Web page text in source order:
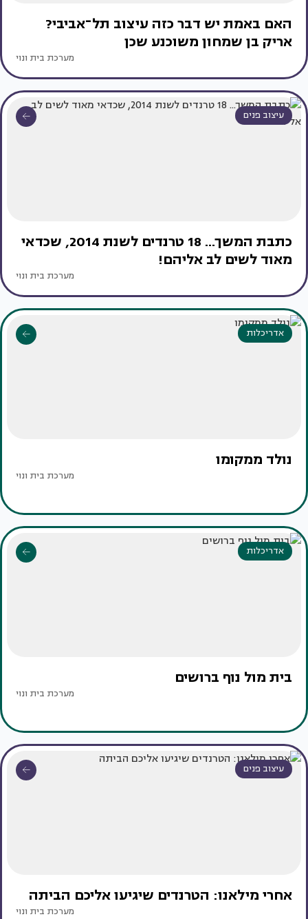
האם באמת יש דבר כזה עיצוב תל־אביבי?
אריק בן שמחון משוכנע שכן
מערכת בית ונוי
עיצוב פנים
כתבת המשך... 18 טרנדים לשנת 2014, שכדאי
מאוד לשים לב אליהם!
מערכת בית ונוי
אדריכלות
נולד ממקומו
מערכת בית ונוי
אדריכלות
בית מול נוף ברושים
מערכת בית ונוי
עיצוב פנים
אחרי מילאנו: הטרנדים שיגיעו אליכם הביתה
מערכת בית ונוי